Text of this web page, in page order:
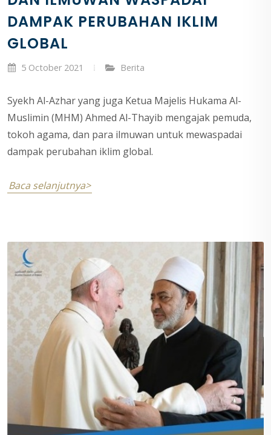
DAMPAK PERUBAHAN IKLIM
GLOBAL
5 October 2021 Berita
Syekh Al-Azhar yang juga Ketua Majelis Hukama Al-
Muslimin (MHM) Ahmed Al-Thayib mengajak pemuda,
tokoh agama, dan para ilmuwan untuk mewaspadai
dampak perubahan iklim global.
Baca selanjutnya>